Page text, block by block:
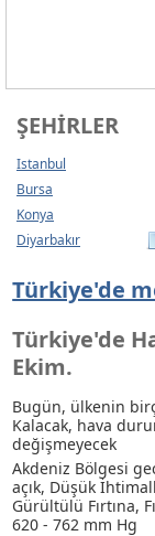
ŞEHIRLER
Istanbul
Bursa
Konya
Diyarbakır
Türkiye'de
Türkiye'de
Ekim.
Bugün, ülkenin
Kalacak, hava
değişmeyecek
Akdeniz Bölgesi
açık, Düşük
Gürültülü Fırtına,
620 - 762 mm Hg